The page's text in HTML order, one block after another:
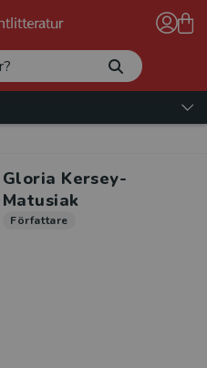
Gloria Kersey-
Matusiak
Författare